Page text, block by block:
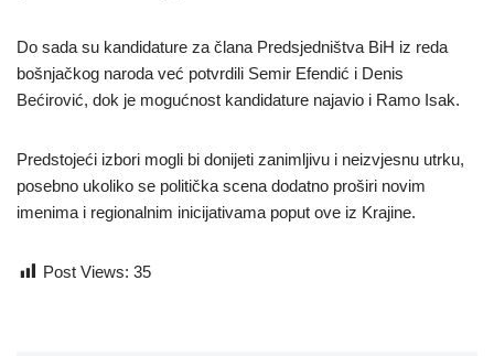
Do sada su kandidature za člana Predsjedništva BiH iz reda
bošnjačkog naroda već potvrdili Semir Efendić i Denis
Bećirović, dok je mogućnost kandidature najavio i Ramo Isak.
Predstojeći izbori mogli bi donijeti zanimljivu i neizvjesnu utrku,
posebno ukoliko se politička scena dodatno proširi novim
imenima i regionalnim inicijativama poput ove iz Krajine.
Post Views: 35